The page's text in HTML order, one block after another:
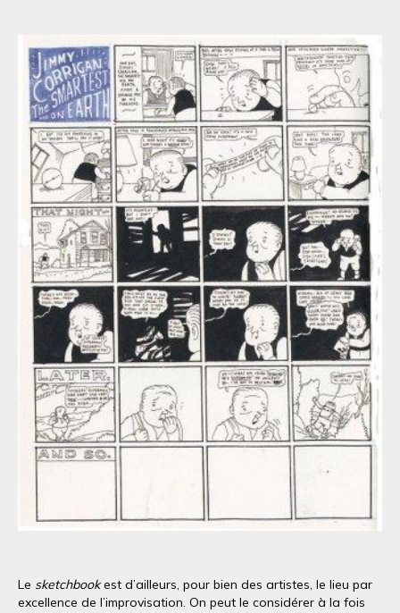
Le sketchbookest d’ailleurs, pour bien des artistes, le lieu par
excellence de l’improvisation. On peut le considérer à la fois